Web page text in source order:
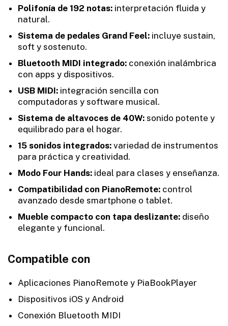
Polifonía de 192 notas: interpretación fluida y
natural.
Sistema de pedales Grand Feel: incluye sustain,
soft y sostenuto.
Bluetooth MIDI integrado: conexión inalámbrica
con apps y dispositivos.
USB MIDI: integración sencilla con
computadoras y software musical.
Sistema de altavoces de 40W: sonido potente y
equilibrado para el hogar.
15 sonidos integrados: variedad de instrumentos
para práctica y creatividad.
Modo Four Hands: ideal para clases y enseñanza.
Compatibilidad con PianoRemote: control
avanzado desde smartphone o tablet.
Mueble compacto con tapa deslizante: diseño
elegante y funcional.
Compatible con
Aplicaciones PianoRemote y PiaBookPlayer
Dispositivos iOS y Android
Conexión Bluetooth MIDI